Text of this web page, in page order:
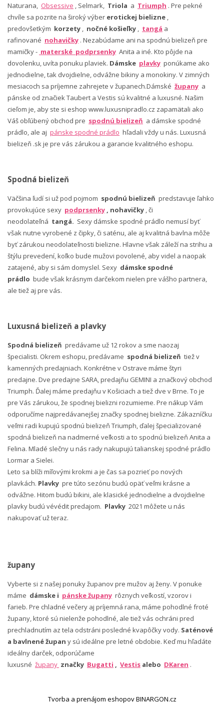
Naturana, Obsessive , Selmark, Triola a Triumph . Pre pekné
chvíle sa pozrite na široký výber erotickej bielizne ,
predovšetkým korzety , nočné košieľky , tangá a
rafinované nohavičky . Nezabúdame ani na spodnú bielizeň pre
mamičky - materské podprsenky Anita a iné. Kto pôjde na
dovolenku, uvíta ponuku plaviek. Dámske plavky ponúkame ako
jednodielne, tak dvojdielne, odvážne bikiny a monokiny. V zimných
mesiacoch sa príjemne zahrejete v županech.Dámské župany a
pánske od značiek Taubert a Vestis sú kvalitné a luxusné. Našim
cieľom je, aby ste si eshop www.luxusnipradlo.cz zapamätali ako
Váš obľúbený obchod pre spodnú bielizeň a dámske spodné
prádlo, ale aj pánske spodné prádlo hľadali vždy u nás. Luxusná
bielizeň .sk je pre vás zárukou a garancie kvalitného eshopu.
Spodná bielizeň
Väčšina ľudí si už pod pojmom spodnú bielizeň predstavuje ľahko
provokujúce sexy podprsenky , nohavičky , či
neodolateľná tangá. Sexy dámske spodné prádlo nemusí byť
však nutne vyrobené z čipky, či saténu, ale aj kvalitná bavlna môže
byť zárukou neodolateľnosti bielizne. Hlavne však záleží na strihu a
štýlu prevedení, koľko bude mužovi povolené, aby videl a naopak
zatajené, aby si sám domyslel. Sexy dámske spodné
prádlo bude však krásnym darčekom nielen pre vášho partnera,
ale tiež aj pre vás.
Luxusná bielizeň a plavky
Spodná bielizeň predávame už 12 rokov a sme naozaj
špecialisti. Okrem eshopu, predávame spodná bielizeň tiež v
kamenných predajniach. Konkrétne v Ostrave máme štyri
predajne. Dve predajne SARA, predajňu GEMINI a značkový obchod
Triumph. Ďalej máme predajňu v Košiciach a tiež dve v Brne. To je
pre Vás zárukou, že spodnej bielizni rozumieme. Pre nákup Vám
odporučíme najpredávanejšej značky spodnej bielizne. Zákazníčku
veľmi radi kupujú spodnú bielizeň Triumph, ďalej špecializované
spodná bielizeň na nadmerné veľkosti a to spodnú bielizeň Anita a
Felina. Mladé slečny u nás rady nakupujú talianskej spodné prádlo
Lormar a Sielei.
Leto sa blíži míľovými krokmi a je čas sa pozrieť po nových
plavkách. Plavky pre túto sezónu budú opäť veľmi krásne a
odvážne. Hitom budú bikini, ale klasické jednodielne a dvojdielne
plavky budú vévédit predajom. Plavky 2021 môžete u nás
nakupovať už teraz.
župany
Vyberte si z našej ponuky županov pre mužov aj ženy. V ponuke
máme dámske i pánske župany rôznych veľkostí, vzorov i
farieb. Pre chladné večery aj príjemná rana, máme pohodlné froté
župany, ktoré sú nielenže pohodlné, ale tiež vás ochráni pred
prechladnutím az tela odstráni posledné kvapôčky vody. Saténové
a bavlnené župan y sú ideálne pre letné obdobie. Keď mu hľadáte
ideálny darček, odporúčame
luxusné župany značky Bugatti , Vestis alebo DKaren .
Tvorba a prenájom eshopov BINARGON.cz